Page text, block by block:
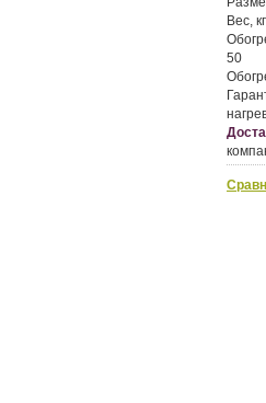
Вес,
50